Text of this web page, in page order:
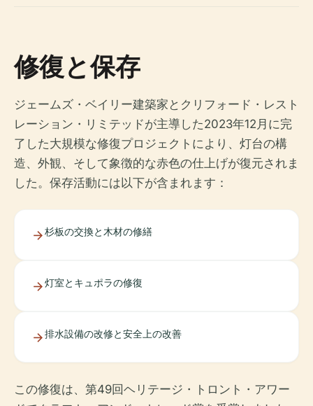
修復と保存
ジェームズ・ベイリー建築家とクリフォード・レスト
レーション・リミテッドが主導した2023年12月に完
了した大規模な修復プロジェクトにより、灯台の構
造、外観、そして象徴的な赤色の仕上げが復元されま
した。保存活動には以下が含まれます：
杉板の交換と木材の修繕
灯室とキュポラの修復
排水設備の改修と安全上の改善
この修復は、第49回ヘリテージ・トロント・アワー